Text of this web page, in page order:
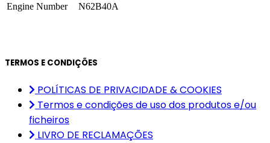
Engine Number
N62B40A
TERMOS E CONDIÇÕES
POLÍTICAS DE PRIVACIDADE & COOKIES
Termos e condições de uso dos produtos e/ou
ficheiros
LIVRO DE RECLAMAÇÕES